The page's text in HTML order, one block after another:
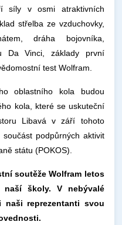
síly v osmi atraktivních
střelba ze vzduchovky,
dráha bojovníka,
Da Vinci, základy první
test Wolfram.
oblastního kola budou
kola, které se uskuteční
Libavá v září tohoto
podpůrných aktivit
státu (POKOS).
soutěže Wolfram letos
školy. V nebývalé
naši reprezentanti svou